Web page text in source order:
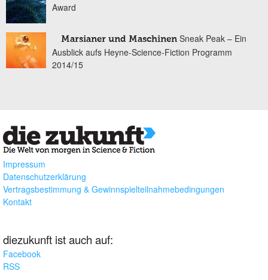
Award
Marsianer und Maschinen Sneak Peak – Ein
Ausblick aufs Heyne-Science-Fiction Programm
2014/15
Impressum
Datenschutzerklärung
Vertragsbestimmung & Gewinnspielteilnahmebedingungen
Kontakt
diezukunft ist auch auf:
Facebook
RSS